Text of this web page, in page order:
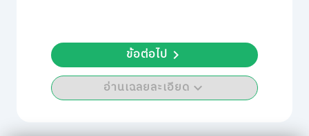
อ่านเฉลยละเอียด
ข้อต่อไป